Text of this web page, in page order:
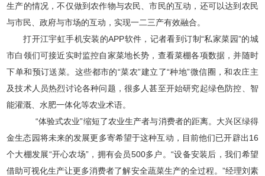
生产的情况，不仅做到农作物与农民、市民的互动，还可以达到农民
与市民、政府与市场的互动，实现一二三产有效融合。
打开江宇虹手机安装的APP软件，记者看到订制“私家菜园”的城
市白领们可接近实时监控自家菜地长势，查看菜棚各项数据，并随时
下单和预订送菜。这些都市的“菜农”建立了“种地”微信圈，和农庄主
及技术人员热烈讨论各种问题，很多人甚至开始研究起绿色防控、智
能灌溉、水肥一体化等农业术语。
“体验式农业”缩短了农业生产者与消费者的距离。大兴区绿得
金生态园将未来的发展更多寄希望于这种互动，目前他们已开辟出16
个大棚发展“开心农场”，拥有会员500多户。“设备安装后，我们希望
借助可视化生产让更多消费者了解安全蔬菜生产的全过程。”经理刘素